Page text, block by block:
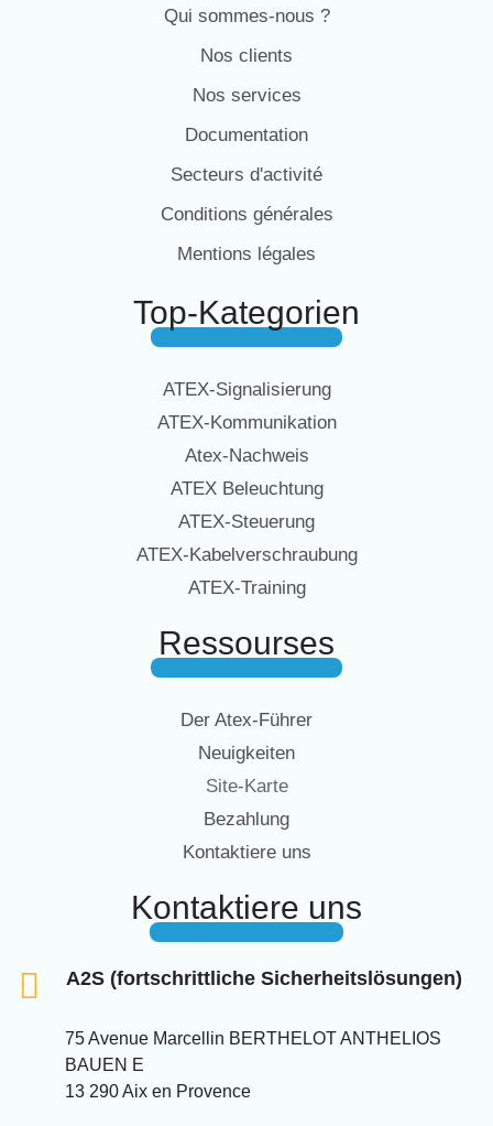
Qui sommes-nous ?
Nos clients
Nos services
Documentation
Secteurs d'activité
Conditions générales
Mentions légales
Top-Kategorien
ATEX-Signalisierung
ATEX-Kommunikation
Atex-Nachweis
ATEX Beleuchtung
ATEX-Steuerung
ATEX-Kabelverschraubung
ATEX-Training
Ressourses
Der Atex-Führer
Neuigkeiten
Site-Karte
Bezahlung
Kontaktiere uns
Kontaktiere uns
A2S (fortschrittliche Sicherheitslösungen)
75 Avenue Marcellin BERTHELOT ANTHELIOS
BAUEN E
13 290 Aix en Provence